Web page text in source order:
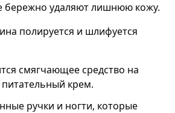
бережно удаляют лишнюю кожу.
полируется и шлифуется
смягчающее средство на
крем.
ручки и ногти, которые